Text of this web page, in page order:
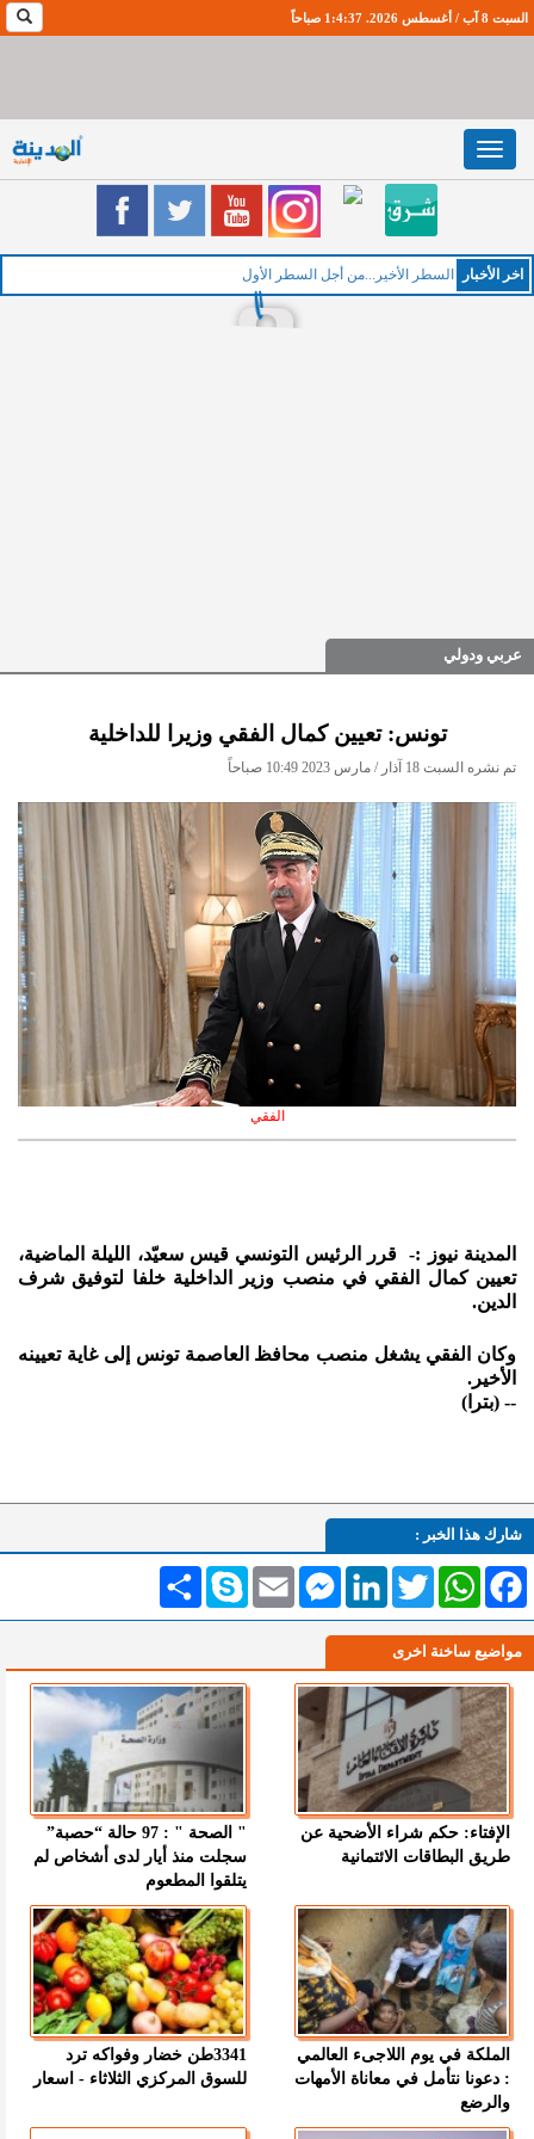
السبت 8 آب / أغسطس 2026. 1:4:38 صباحاً
Toggle
navigation
اخر اﻷخبار السطر الأخير...من أجل السطر الأول
عربي ودولي
تونس: تعيين كمال الفقي وزيرا للداخلية
تم نشره السبت 18 آذار / مارس 2023 10:49 صباحاً
الفقي
المدينة نيوز :- قرر الرئيس التونسي قيس سعيّد، الليلة الماضية،
تعيين كمال الفقي في منصب وزير الداخلية خلفا لتوفيق شرف
الدين.
وكان الفقي يشغل منصب محافظ العاصمة تونس إلى غاية تعيينه
الأخير.
-- (بترا)
شارك هذا الخبر :
انشر Skype Email
MessengerLinkedInTwitterWhatsAppFacebook
مواضيع ساخنة اخرى
الإفتاء: حكم شراء الأضحية عن
طريق البطاقات الائتمانية
" الصحة " : 97 حالة “حصبة”
سجلت منذ أيار لدى أشخاص لم
يتلقوا المطعوم
الملكة في يوم اللاجىء العالمي
: دعونا نتأمل في معاناة الأمهات
والرضع
3341طن خضار وفواكه ترد
للسوق المركزي الثلاثاء - اسعار